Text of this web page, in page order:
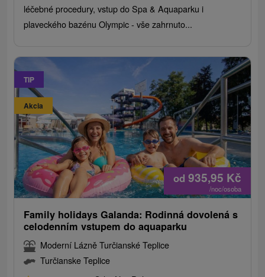
léčebné procedury, vstup do Spa & Aquaparku i
plaveckého bazénu Olympic - vše zahrnuto...
TIP
Akcia
od 935,95 Kč
/noc/osoba
Family holidays Galanda: Rodinná dovolená s
celodenním vstupem do aquaparku
Moderní Lázně Turčianské Teplice
Turčianske Teplice